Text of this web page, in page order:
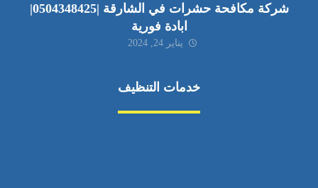
شركة مكافحة حشرات في الشارقة |0504348425|
ابادة فورية
يناير 24, 2024
خدمات التنظيف